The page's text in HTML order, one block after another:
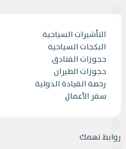
التأشيرات السياحية
البكجات السياحية
حجوزات الفنادق
حجوزات الطيران
رخصة القيادة الدولية
سفر الأعمال
روابط تهمك